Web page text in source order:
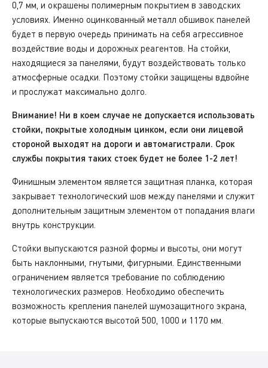
0,7 мм, и окрашены полимерным покрытием в заводских
условиях. Именно оцинкованный металл обшивок панелей
будет в первую очередь принимать на себя агрессивное
воздействие воды и дорожных реагентов. На стойки,
находящиеся за панелями, будут воздействовать только
атмосферные осадки. Поэтому стойки защищены вдвойне
и прослужат максимально долго.
Внимание! Ни в коем случае не допускается использовать
стойки, покрытые холодным цинком, если они лицевой
стороной выходят на дороги и автомагистрали. Срок
службы покрытия таких стоек будет не более 1-2 лет!
Финишным элементом является защитная планка, которая
закрывает технологический шов между панелями и служит
дополнительным защитным элементом от попадания влаги
внутрь конструкции.
Стойки выпускаются разной формы и высоты, они могут
быть наклонными, гнутыми, фигурными. Единственными
ограничением является требование по соблюдению
технологических размеров. Необходимо обеспечить
возможность крепления панелей шумозащитного экрана,
которые выпускаются высотой 500, 1000 и 1170 мм.